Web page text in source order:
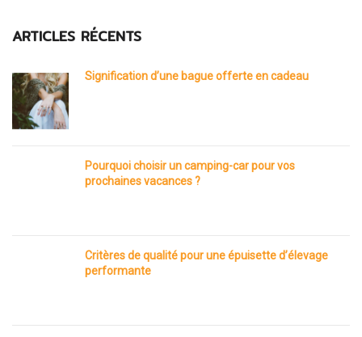
ARTICLES RÉCENTS
Signification d’une bague offerte en cadeau
Pourquoi choisir un camping-car pour vos
prochaines vacances ?
Critères de qualité pour une épuisette d’élevage
performante